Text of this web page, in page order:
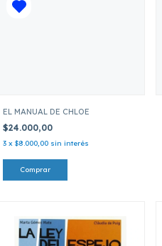
EL MANUAL DE CHLOE
$24.000,00
3 x $8.000,00 sin interés